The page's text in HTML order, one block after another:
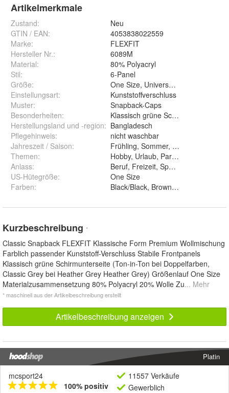
Artikelmerkmale
Zustand:
Neu
GTIN / EAN:
4053838022559
Marke:
FLEXFIT
Hersteller Nr.:
6089M
Material:
80% Polyacryl
Stil:
6-Panel
Größe:
One Size, Universalgröße,
Einstellungsart:
Kunststoffverschluss
Muster:
Snapback-Caps
Besonderheiten:
Klassisch grüne Schirmunterseite
Herstellungsland und -region: Bangladesch
Pflegehinweis:
nicht waschbar
Jahreszeit / Saison:
Frühling, Sommer, Herbst, Winter,
Themen:
Hobby, Urlaub, Party, Alltag, Mode,
Anlass:
Beruf, Freizeit, Sport, Arbeit,
US-Hütegröße:
One Size
Farben: Black/Black, Brown, Buck, Dark
Kurzbeschreibung *
Classic Snapback FLEXFIT Klassische Form Premium Wollmischung
Farblich passender Kunststoff-Verschluss Stabile Frontpanels
Klassisch grüne Schirmunterseite (Ton-in-Ton bei Doppelfarben,
Classic Grey bei Heather Grey Heather Grey) Größenlauf One Size
Materialzusammensetzung 80% Polyacryl 20% Wolle Zu... Mehr
* maschinell aus der Artikelbeschreibung erstellt
Artikelbeschreibung anzeigen
Platin
mcsport24
100% positiv
11557 Verkäufe
Gewerblich